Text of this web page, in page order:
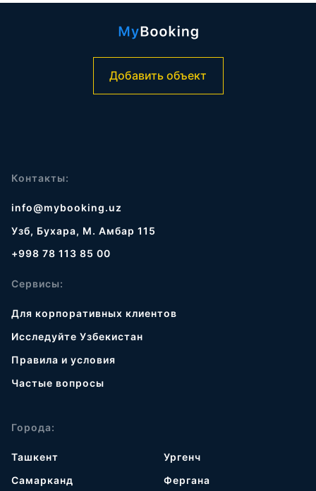
Добавить объект
Контакты:
info@mybooking.uz
Узб, Бухара, М. Амбар 115
+998 78 113 85 00
Сервисы:
Для корпоративных клиентов
Исследуйте Узбекистан
Правила и условия
Частые вопросы
Города:
Ташкент
Самарканд
Ургенч
Фергана